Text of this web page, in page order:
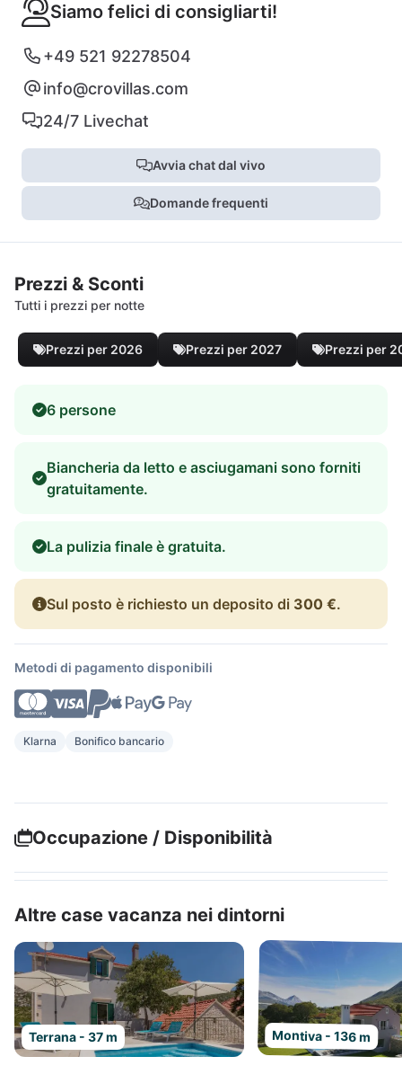
Siamo felici di consigliarti!
+49 521 92278504
info@crovillas.com
24/7 Livechat
Avvia chat dal vivo
Domande frequenti
Prezzi & Sconti
Tutti i prezzi per notte
Prezzi per 2026 Prezzi per 2027 Prezzi per
6 persone
Biancheria da letto e asciugamani sono forniti
gratuitamente.
La pulizia finale è gratuita.
Sul posto è richiesto un deposito di 300 €.
Metodi di pagamento disponibili
Klarna Bonifico bancario
Occupazione / Disponibilità
Altre case vacanza nei dintorni
Terrana - 37 m Montiva - 136 m